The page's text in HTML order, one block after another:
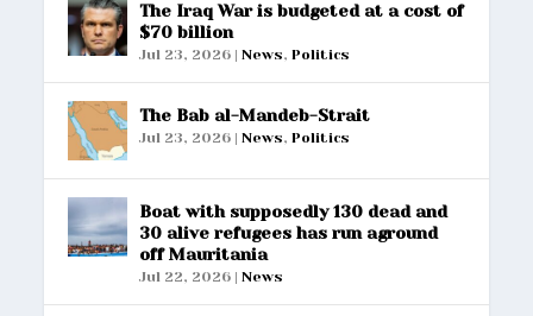
The Iraq War is budgeted at a cost of
$70 billion
Jul 23, 2026 |News,Politics
The Bab al-Mandeb-Strait
Jul 23, 2026 |News,Politics
Boat with supposedly 130 dead and
30 alive refugees has run aground
off Mauritania
Jul 22, 2026 |News